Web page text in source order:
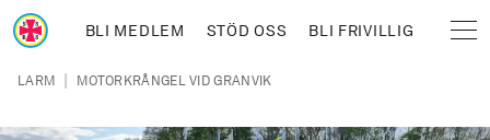
Hoppa till huvudinnehåll
BLI MEDLEM STÖD OSS BLI FRIVILLIG
Länkstig
LARM | MOTORKRÅNGEL VID GRANVIK